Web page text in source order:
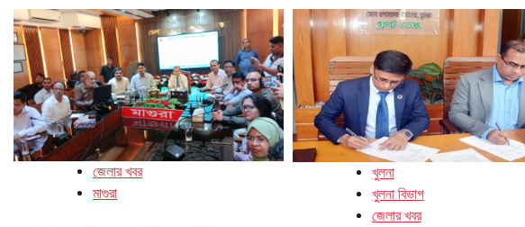
জেলার খবর
মাগুরা
খুলনা
খুলনা বিভাগ
জেলার খবর